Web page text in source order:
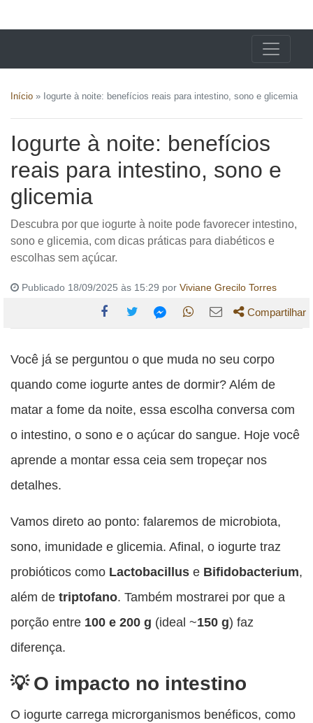
Início » Iogurte à noite: benefícios reais para intestino, sono e glicemia
Iogurte à noite: benefícios
reais para intestino, sono e
glicemia
Descubra por que iogurte à noite pode favorecer intestino,
sono e glicemia, com dicas práticas para diabéticos e
escolhas sem açúcar.
Publicado 18/09/2025 às 15:29 por Viviane Grecilo Torres
esta
publicação
Facebook
esta
publicação
Twitter
esta
publicação
esta
publicação
esta
publicação
Compartilhar
Você já se perguntou o que muda no seu corpo
quando come iogurte antes de dormir? Além de
matar a fome da noite, essa escolha conversa com
o intestino, o sono e o açúcar do sangue. Hoje você
aprende a montar essa ceia sem tropeçar nos
detalhes.
Vamos direto ao ponto: falaremos de microbiota,
sono, imunidade e glicemia. Afinal, o iogurte traz
probióticos como Lactobacillus e Bifidobacterium,
além de triptofano. Também mostrarei por que a
porção entre 100 e 200 g (ideal ~150 g) faz
diferença.
O impacto no intestino
O iogurte carrega microrganismos benéficos, como